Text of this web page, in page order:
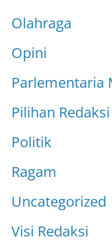
Olahraga
Opini
Parlementaria
Pilihan Redaksi
Politik
Ragam
Uncategorized
Visi Redaksi